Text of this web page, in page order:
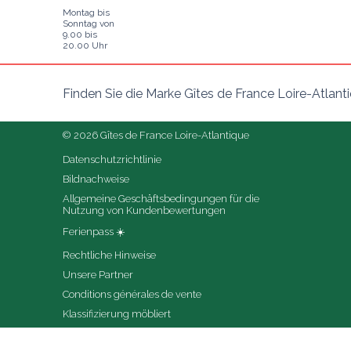
Montag bis
Sonntag von
9.00 bis
20.00 Uhr
Finden Sie die Marke Gîtes de France Loire-
© 2026 Gîtes de France Loire-Atlantique
Datenschutzrichtlinie
Bildnachweise
Allgemeine Geschäftsbedingungen für die
Nutzung von Kundenbewertungen
Ferienpass ☀️
Rechtliche Hinweise
Unsere Partner
Conditions générales de vente
Klassifizierung möbliert